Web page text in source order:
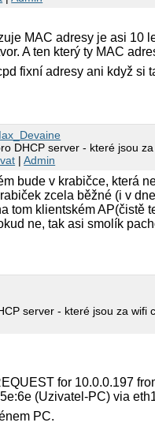
MAC adresy je asi 10
A ten který ty MAC
fixní adresy ani když si
DHCP server - které jsou
|Admin
bude v krabičce, která
zcela běžné (i v
tom klientském AP(čistě
ne, tak asi smolík
server - které jsou za wifi
for 10.0.0.197
(Uzivatel-PC) via
PC.